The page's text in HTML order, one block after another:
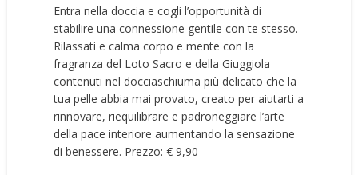
Entra nella doccia e cogli l’opportunità di
stabilire una connessione gentile con te stesso.
Rilassati e calma corpo e mente con la
fragranza del Loto Sacro e della Giuggiola
contenuti nel docciaschiuma più delicato che la
tua pelle abbia mai provato, creato per aiutarti a
rinnovare, riequilibrare e padroneggiare l’arte
della pace interiore aumentando la sensazione
di benessere. Prezzo: € 9,90